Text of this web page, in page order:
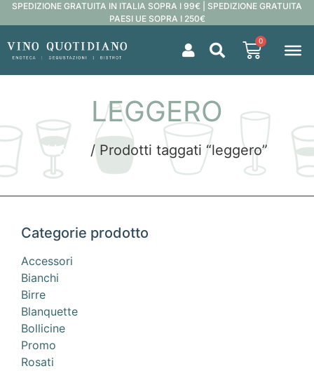
SPEDIZIONE GRATUITA IN ITALIA SOPRA I 99€ | SPEDIZIONE GRATUITA
PAESI UE SOPRA I 250€
0
LEGGERO
Home / Prodotti taggati “leggero”
Categorie prodotto
Accessori
Bianchi
Birre
Blanquette
Bollicine
Promo
Rosati